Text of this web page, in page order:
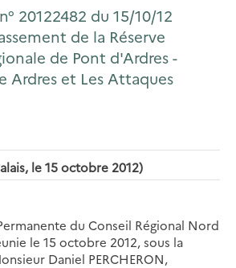
20122482 du 15/10/12
de la Réserve
de Pont d'Ardres -
Ardres et Les Attaques
le 15 octobre 2012)
du Conseil Régional Nord
le 15 octobre 2012, sous la
Daniel PERCHERON,